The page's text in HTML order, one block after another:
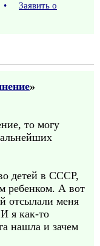
•
Заявить о
»
то могу
детей в СССР,
ребенком. А вот
отсылали меня
я как-то
нашла и зачем